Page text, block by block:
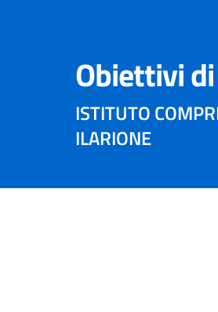
Obiettivi
ISTITUTO
ILARIONE